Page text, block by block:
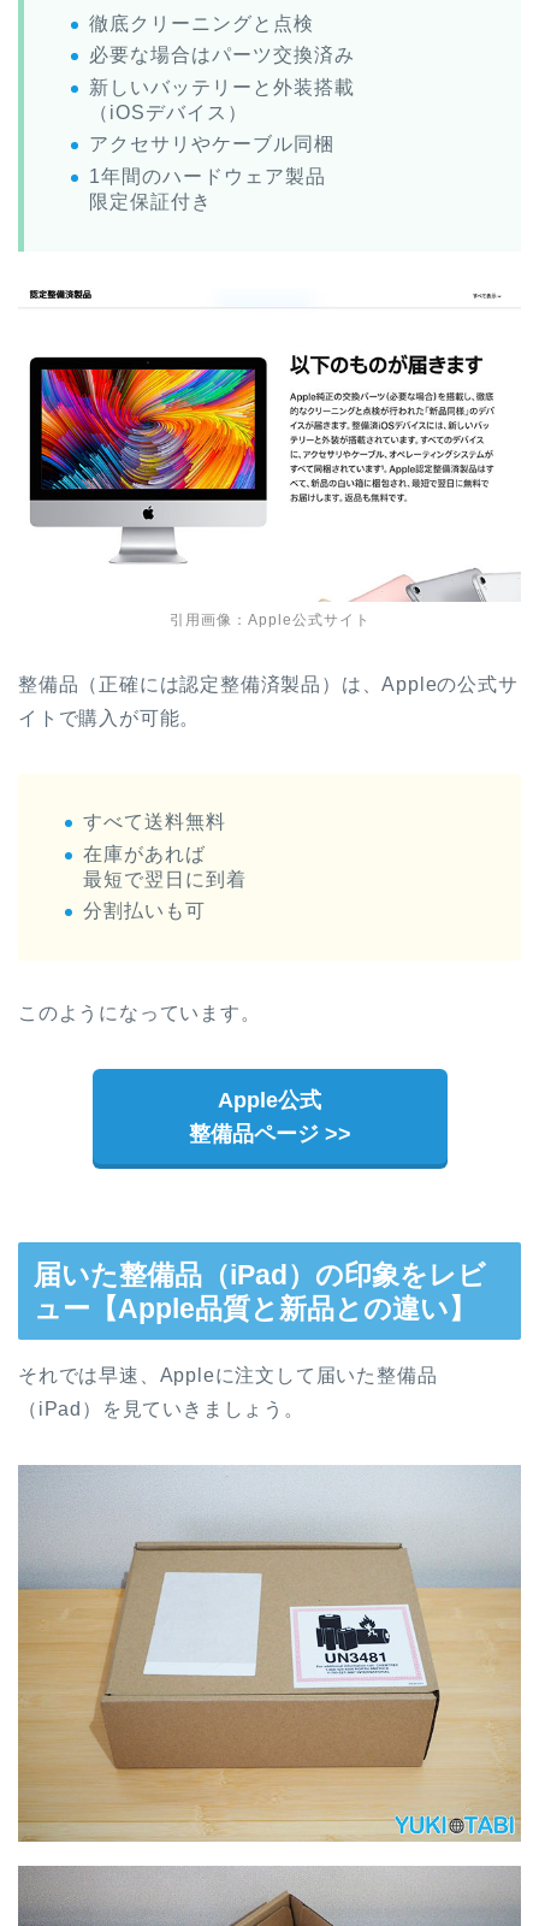
徹底クリーニングと点検
必要な場合はパーツ交換済み
新しいバッテリーと外装搭載
（iOSデバイス）
アクセサリやケーブル同梱
1年間のハードウェア製品
限定保証付き
引用画像：Apple公式サイト
整備品（正確には認定整備済製品）は、Appleの公式サ
イトで購入が可能。
すべて送料無料
在庫があれば
最短で翌日に到着
分割払いも可
このようになっています。
Apple公式
整備品ページ >>
届いた整備品（iPad）の印象をレビ
ュー【Apple品質と新品との違い】
それでは早速、Appleに注文して届いた整備品
（iPad）を見ていきましょう。